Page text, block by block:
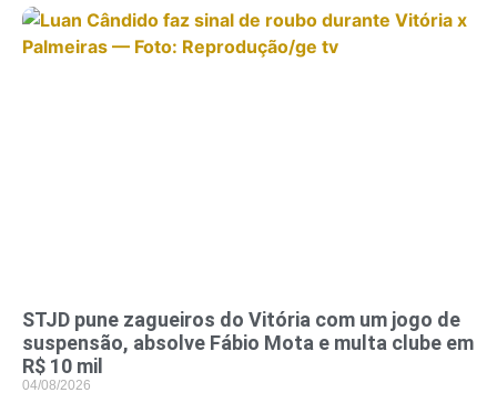
STJD pune zagueiros do Vitória com um jogo de
suspensão, absolve Fábio Mota e multa clube em
R$ 10 mil
04/08/2026